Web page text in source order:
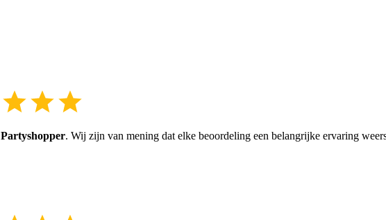
Partyshopper. Wij zijn van mening dat elke beoordeling een belangrijke ervaring